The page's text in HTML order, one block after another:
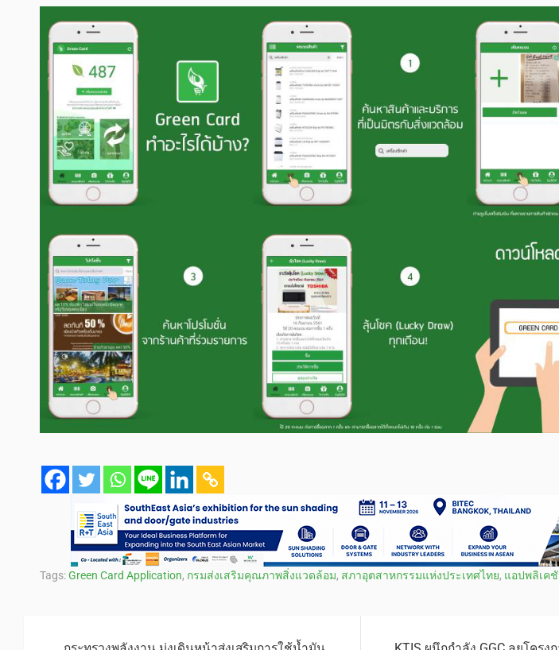
Tags:Green Card Application, กรมส่งเสริมคุณภาพสิ่งแวดล้อม, สภาอุตสาหกรรมแห่งประเทศไทย, แอปพลิเค